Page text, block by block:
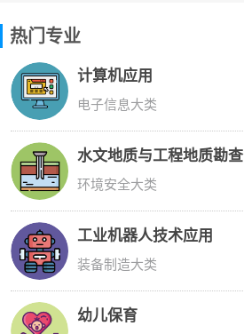
热门专业
计算机应用
电子信息大类
水文地质与工程地质勘查
环境安全大类
工业机器人技术应用
装备制造大类
幼儿保育